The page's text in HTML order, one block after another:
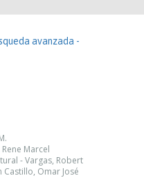
avanzada -
Marcel
- Vargas, Robert
Omar José